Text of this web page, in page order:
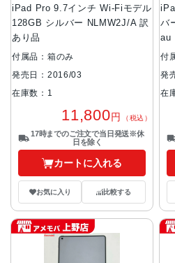
iPad Pro 9.7インチ Wi-Fiモデル
128GB シルバー NLMW2J/A 訳
あり品
付属品：箱のみ
発売日：2016/03
在庫数：1
11,800円 （税込）
17時までのご注文で当日発送※休
日を除く
カートに入れる
お気に入り 比較する
バ
au
付
発
在